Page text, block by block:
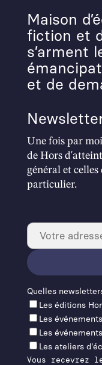
Maison
fiction et
s’arment
et de
Une fois par
de Hors
général et
particulier.
Quelles
Les éditions
Les
Les
Les ateliers
Vous recevrez